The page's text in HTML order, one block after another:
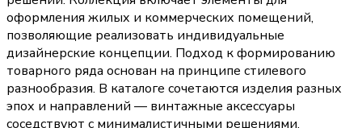
оформления жилых и коммерческих помещений,
позволяющие реализовать индивидуальные
дизайнерские концепции. Подход к формированию
товарного ряда основан на принципе стилевого
разнообразия. В каталоге сочетаются изделия разных
эпох и направлений — винтажные аксессуары
соседствуют с минималистичными решениями,